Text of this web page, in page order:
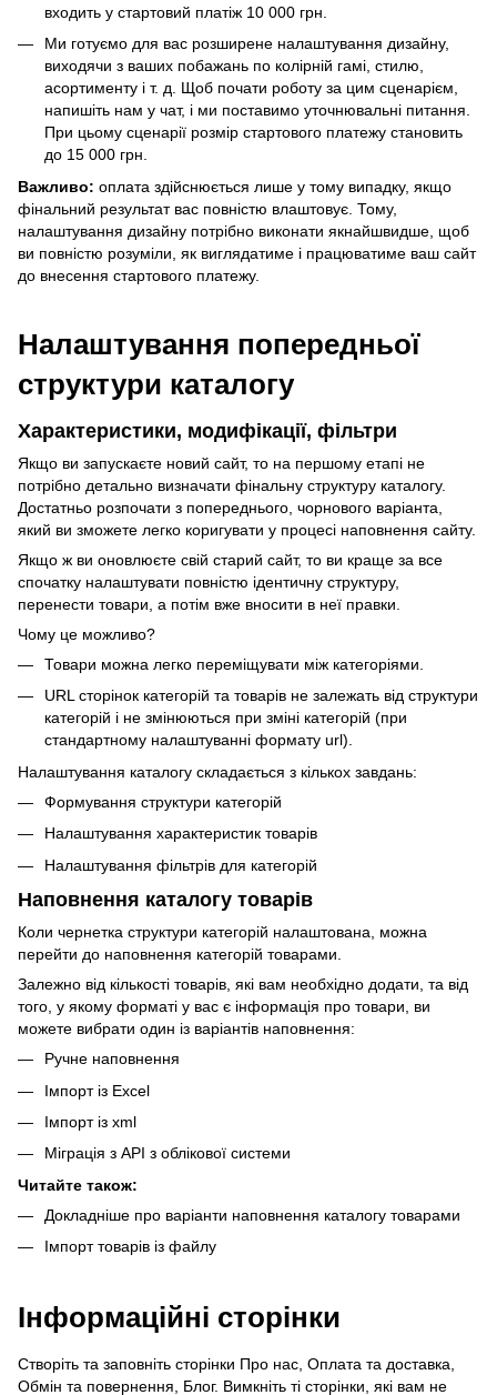
входить у стартовий платіж 10 000 грн.
Ми готуємо для вас розширене налаштування дизайну,
виходячи з ваших побажань по колірній гамі, стилю,
асортименту і т. д. Щоб почати роботу за цим сценарієм,
напишіть нам у чат, і ми поставимо уточнювальні питання.
При цьому сценарії розмір стартового платежу становить
до 15 000 грн.
Важливо: оплата здійснюється лише у тому випадку, якщо
фінальний результат вас повністю влаштовує. Тому,
налаштування дизайну потрібно виконати якнайшвидше, щоб
ви повністю розуміли, як виглядатиме і працюватиме ваш сайт
до внесення стартового платежу.
Налаштування попередньої
структури каталогу
Характеристики, модифікації, фільтри
Якщо ви запускаєте новий сайт, то на першому етапі не
потрібно детально визначати фінальну структуру каталогу.
Достатньо розпочати з попереднього, чорнового варіанта,
який ви зможете легко коригувати у процесі наповнення сайту.
Якщо ж ви оновлюєте свій старий сайт, то ви краще за все
спочатку налаштувати повністю ідентичну структуру,
перенести товари, а потім вже вносити в неї правки.
Чому це можливо?
Товари можна легко переміщувати між категоріями.
URL сторінок категорій та товарів не залежать від структури
категорій і не змінюються при зміні категорій (при
стандартному налаштуванні формату url).
Налаштування каталогу складається з кількох завдань:
Формування структури категорій
Налаштування характеристик товарів
Налаштування фільтрів для категорій
Наповнення каталогу товарів
Коли чернетка структури категорій налаштована, можна
перейти до наповнення категорій товарами.
Залежно від кількості товарів, які вам необхідно додати, та від
того, у якому форматі у вас є інформація про товари, ви
можете вибрати один із варіантів наповнення:
Ручне наповнення
Імпорт із Excel
Імпорт із xml
Міграція з API з облікової системи
Читайте також:
Докладніше про варіанти наповнення каталогу товарами
Імпорт товарів із файлу
Інформаційні сторінки
Створіть та заповніть сторінки Про нас, Оплата та доставка,
Обмін та повернення, Блог. Вимкніть ті сторінки, які вам не